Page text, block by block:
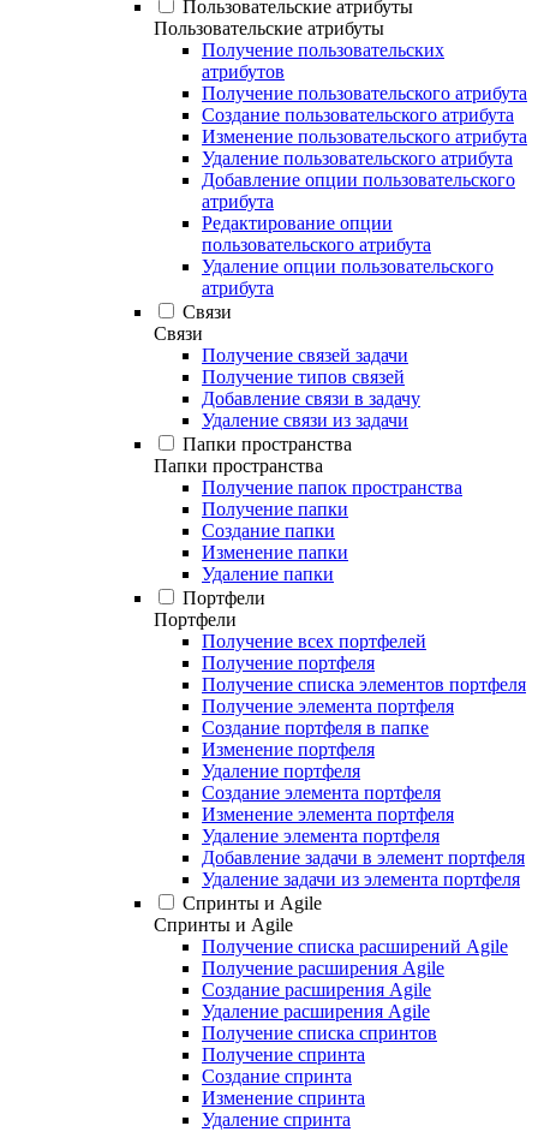
Пользовательские атрибуты
Пользовательские атрибуты
Получение пользовательских
атрибутов
Получение пользовательского атрибута
Создание пользовательского атрибута
Изменение пользовательского атрибута
Удаление пользовательского атрибута
Добавление опции пользовательского
атрибута
Редактирование опции
пользовательского атрибута
Удаление опции пользовательского
атрибута
Связи
Связи
Получение связей задачи
Получение типов связей
Добавление связи в задачу
Удаление связи из задачи
Папки пространства
Папки пространства
Получение папок пространства
Получение папки
Создание папки
Изменение папки
Удаление папки
Портфели
Портфели
Получение всех портфелей
Получение портфеля
Получение списка элементов портфеля
Получение элемента портфеля
Создание портфеля в папке
Изменение портфеля
Удаление портфеля
Создание элемента портфеля
Изменение элемента портфеля
Удаление элемента портфеля
Добавление задачи в элемент портфеля
Удаление задачи из элемента портфеля
Спринты и Agile
Спринты и Agile
Получение списка расширений Agile
Получение расширения Agile
Создание расширения Agile
Удаление расширения Agile
Получение списка спринтов
Получение спринта
Создание спринта
Изменение спринта
Удаление спринта